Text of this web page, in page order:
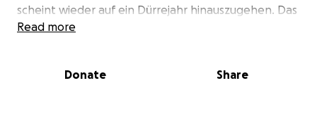
scheint wieder auf ein Dürrejahr hinauszugehen. Das
Gras wächst nur spärlich und die abgefressenen
bekommt zwei Ballen und Inkas Herde mit 11 Tieren
Read more
Donate Share